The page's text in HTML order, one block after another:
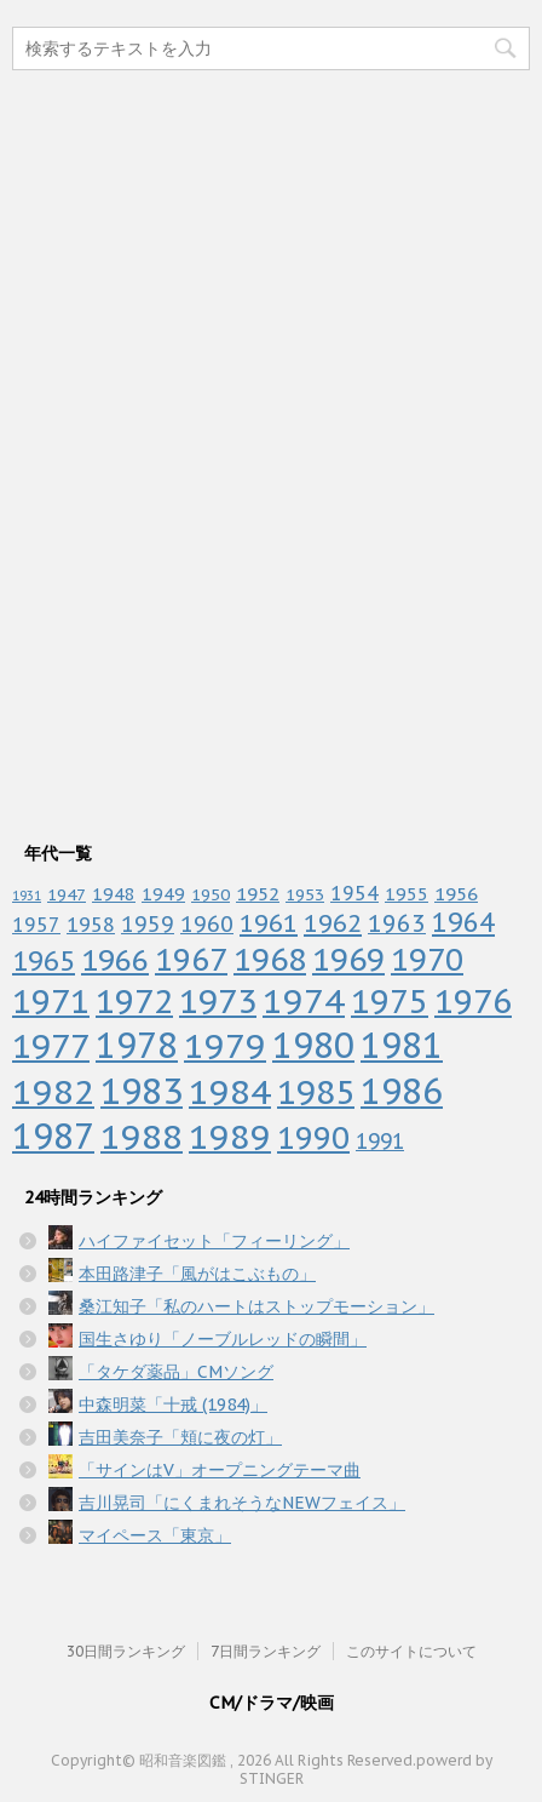
年代一覧
1931 1947 1948 1949 1950 1952 1953 1954 1955 1956
1957 1958 1959 1960 1961 1962 1963 1964
1965 1966 1967 1968 1969 1970
1971 1972 1973 1974 1975 1976
1977 1978 1979 1980 1981
1982 1983 19841985 1986
1987 1988 1989 1990 1991
24時間ランキング
ハイファイセット「フィーリング」
本田路津子「風がはこぶもの」
桑江知子「私のハートはストップモーション」
国生さゆり「ノーブルレッドの瞬間」
「タケダ薬品」CMソング
中森明菜「十戒 (1984)」
吉田美奈子「頬に夜の灯」
「サインはV」オープニングテーマ曲
吉川晃司「にくまれそうなNEWフェイス」
マイペース「東京」
30日間ランキング 7日間ランキング このサイトについて
CM/ドラマ/映画
Copyright© 昭和音楽図鑑 , 2026 All Rights Reserved.powerd by
STINGER